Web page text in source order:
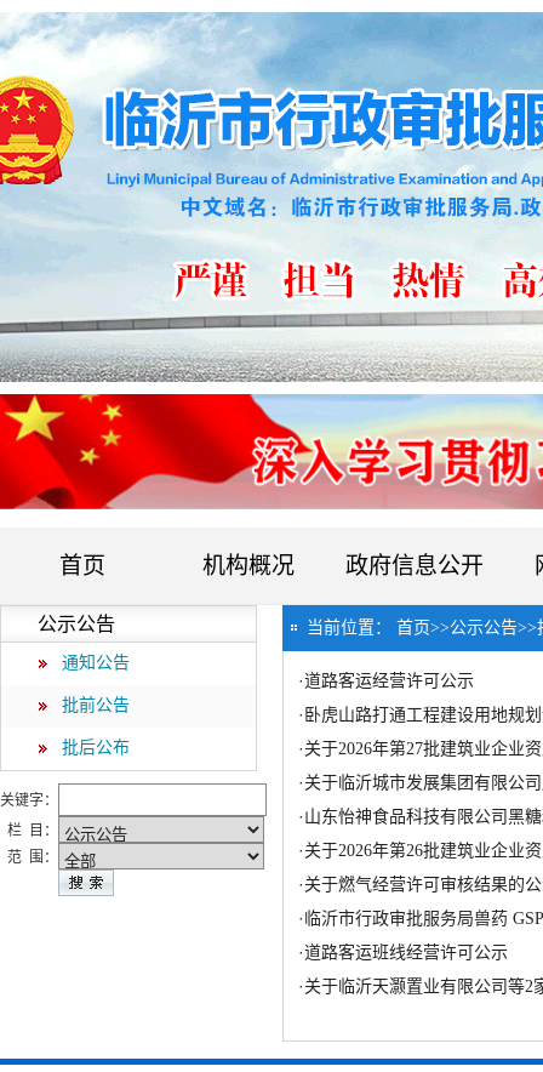
首页 机构概况 政府信息公开
公示公告
通知公告
批前公告
批后公布
关键字：
栏 目：
范 围：
当前位置： 首页>>公示公告>>
·道路客运经营许可公示
· 卧虎山路打通工程建设用地规
· 关于2026年第27批建筑业企业
· 关于临沂城市发展集团有限公
· 山东怡神食品科技有限公司黑
· 关于2026年第26批建筑业企业
· 关于燃气经营许可审核结果的
· 临沂市行政审批服务局兽药
·道路客运班线经营许可公示
· 关于临沂天灏置业有限公司等2